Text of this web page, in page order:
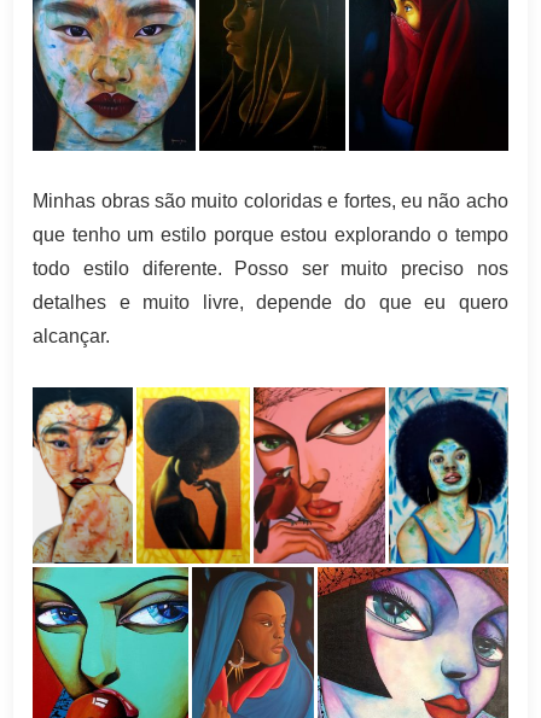
Minhas obras são muito coloridas e fortes, eu não acho
que tenho um estilo porque estou explorando o tempo
todo estilo diferente. Posso ser muito preciso nos
detalhes e muito livre, depende do que eu quero
alcançar.